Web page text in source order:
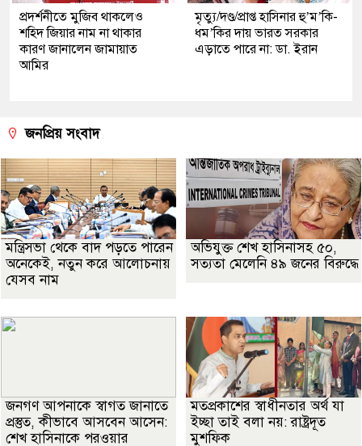
প্রদর্শনীতে মুজিব থাকলেও
শহিদ জিয়ার নাম না থাকার
কারণ জানালেন জামায়াত
আমির
মৃত্যু/দণ্ড/প্রাপ্ত হাসিনার হু’ম’কি-
ধম’কির দায় ভারত সরকার
এড়াতে পারে না: ডা. ইরান
জনপ্রিয় সংবাদ
মন্ত্রিসভা থেকে বাদ পড়তে পারেন
অনেকেই, নতুন করে আলোচনায়
যেসব নাম
অভিযুক্ত শেখ হাসিনাসহ ৫০,
সত্যতা মেলেনি ৪৯ জনের বিরুদ্ধে
জনগণ আপনাকে স্বাগত জানাতে
প্রস্তুত, কীভাবে আসবেন আসেন:
শেখ হাসিনাকে পরওয়ার
মতপ্রকাশের স্বাধীনতার অর্থ যা
ইচ্ছা তাই বলা নয়: রাষ্ট্রদূত
মুশফিক